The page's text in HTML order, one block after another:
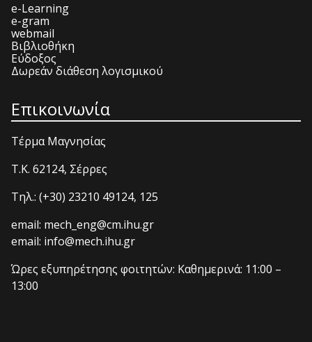
e-Learning
e-gram
webmail
Βιβλιοθήκη
Εύδοξος
Δωρεάν διάθεση λογισμικού
Επικοινωνία
Τέρμα Μαγνησίας
T.K. 62124, Σέρρες
Τηλ.: (+30) 23210 49124, 125
email: mech_eng@cm.ihu.gr
email: info@mech.ihu.gr
Ώρες εξυπηρέτησης φοιτητών: Καθημερινά: 11:00 –
13:00